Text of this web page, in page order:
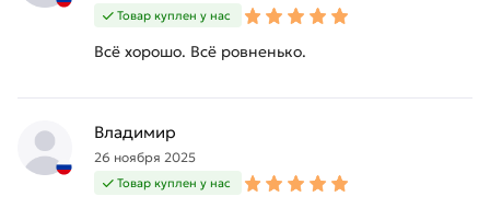
Товар куплен у нас
Всё хорошо. Всё ровненько.
Владимир
26 ноября 2025
Товар куплен у нас